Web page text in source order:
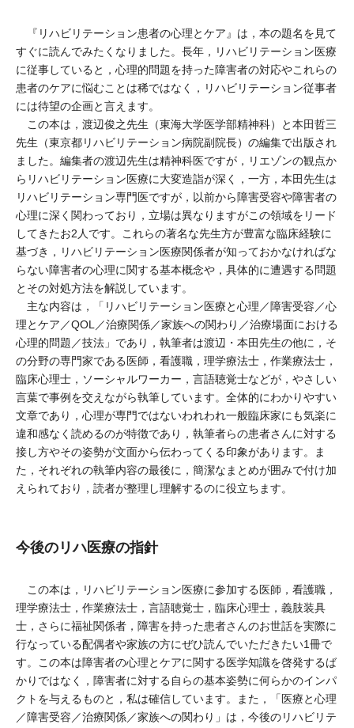
『リハビリテーション患者の心理とケア』は，本の題名を見て
すぐに読んでみたくなりました。長年，リハビリテーション医療
に従事していると，心理的問題を持った障害者の対応やこれらの
患者のケアに悩むことは稀ではなく，リハビリテーション従事者
には待望の企画と言えます。
この本は，渡辺俊之先生（東海大学医学部精神科）と本田哲三
先生（東京都リハビリテーション病院副院長）の編集で出版され
ました。編集者の渡辺先生は精神科医ですが，リエゾンの観点か
らリハビリテーション医療に大変造詣が深く，一方，本田先生は
リハビリテーション専門医ですが，以前から障害受容や障害者の
心理に深く関わっており，立場は異なりますがこの領域をリード
してきたお2人です。これらの著名な先生方が豊富な臨床経験に
基づき，リハビリテーション医療関係者が知っておかなければな
らない障害者の心理に関する基本概念や，具体的に遭遇する問題
とその対処方法を解説しています。
主な内容は，「リハビリテーション医療と心理／障害受容／心
理とケア／QOL／治療関係／家族への関わり／治療場面における
心理的問題／技法」であり，執筆者は渡辺・本田先生の他に，そ
の分野の専門家である医師，看護職，理学療法士，作業療法士，
臨床心理士，ソーシャルワーカー，言語聴覚士などが，やさしい
言葉で事例を交えながら執筆しています。全体的にわかりやすい
文章であり，心理が専門ではないわれわれ一般臨床家にも気楽に
違和感なく読めるのが特徴であり，執筆者らの患者さんに対する
接し方やその姿勢が文面から伝わってくる印象があります。ま
た，それぞれの執筆内容の最後に，簡潔なまとめが囲みで付け加
えられており，読者が整理し理解するのに役立ちます。
今後のリハ医療の指針
この本は，リハビリテーション医療に参加する医師，看護職，
理学療法士，作業療法士，言語聴覚士，臨床心理士，義肢装具
士，さらに福祉関係者，障害を持った患者さんのお世話を実際に
行なっている配偶者や家族の方にぜひ読んでいただきたい1冊で
す。この本は障害者の心理とケアに関する医学知識を啓発するば
かりではなく，障害者に対する自らの基本姿勢に何らかのインパ
クトを与えるものと，私は確信しています。また，「医療と心理
／障害受容／治療関係／家族への関わり」は，今後のリハビリテ